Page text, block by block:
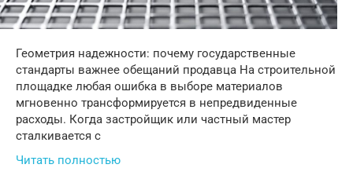
Геометрия надежности: почему государственные
стандарты важнее обещаний продавца На строительной
площадке любая ошибка в выборе материалов
мгновенно трансформируется в непредвиденные
расходы. Когда застройщик или частный мастер
сталкивается с
Читать полностью